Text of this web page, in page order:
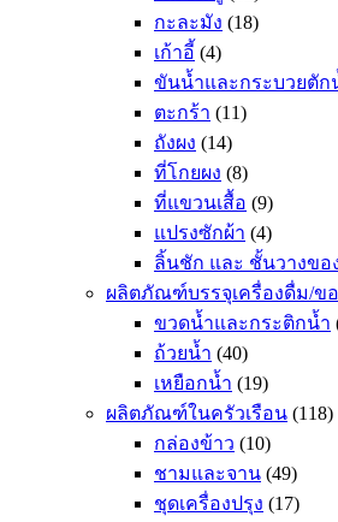
กะละมัง (18)
เก้าอี้ (4)
ขันน้ำและกระบวยตัก
ตะกร้า (11)
ถังผง (14)
ที่โกยผง (8)
ที่แขวนเสื้อ (9)
แปรงซักผ้า (4)
ลิ้นชัก และ ชั้นวางขอ
ผลิตภัณฑ์บรรจุเครื่องดื่ม/ขอ
ขวดน้ำและกระติกน้ำ
ถ้วยน้ำ (40)
เหยือกน้ำ (19)
ผลิตภัณฑ์ในครัวเรือน (118)
กล่องข้าว (10)
ชามและจาน (49)
ชุดเครื่องปรุง (17)